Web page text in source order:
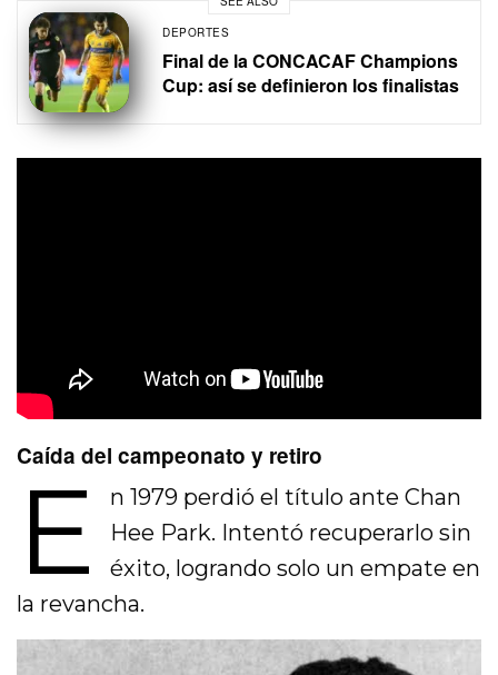
DEPORTES
Final de la CONCACAF Champions
Cup: así se definieron los finalistas
Caída del campeonato y retiro
E n 1979 perdió el título ante Chan
Hee Park. Intentó recuperarlo sin
éxito, logrando solo un empate en
la revancha.